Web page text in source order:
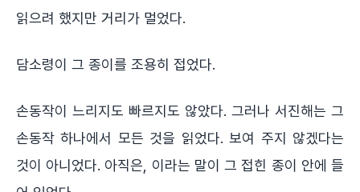
읽으려 했지만 거리가 멀었다.
담소령이 그 종이를 조용히 접었다.
손동작이 느리지도 빠르지도 않았다. 그러나 서진해는 그
손동작 하나에서 모든 것을 읽었다. 보여 주지 않겠다는
것이 아니었다. 아직은, 이라는 말이 그 접힌 종이 안에 들